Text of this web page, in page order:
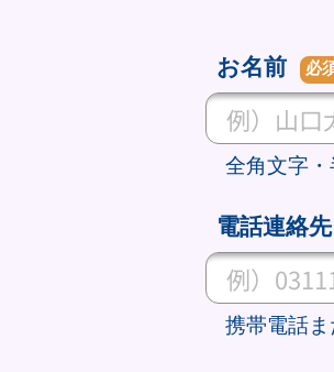
お名前 必
全角文字
電話連絡先
携帯電話